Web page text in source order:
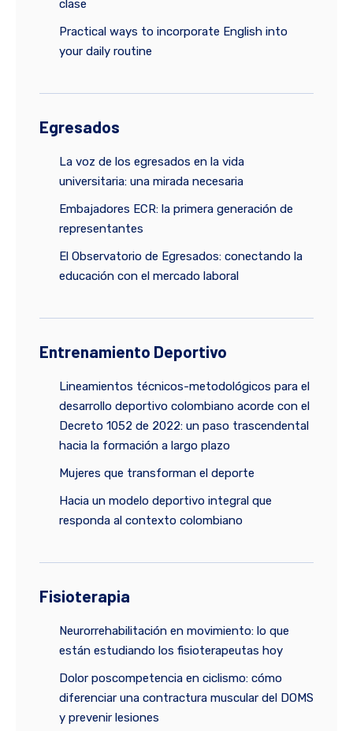
clase
Practical ways to incorporate English into
your daily routine
Egresados
La voz de los egresados en la vida
universitaria: una mirada necesaria
Embajadores ECR: la primera generación de
representantes
El Observatorio de Egresados: conectando la
educación con el mercado laboral
Entrenamiento Deportivo
Lineamientos técnicos-metodológicos para el
desarrollo deportivo colombiano acorde con el
Decreto 1052 de 2022: un paso trascendental
hacia la formación a largo plazo
Mujeres que transforman el deporte
Hacia un modelo deportivo integral que
responda al contexto colombiano
Fisioterapia
Neurorrehabilitación en movimiento: lo que
están estudiando los fisioterapeutas hoy
Dolor poscompetencia en ciclismo: cómo
diferenciar una contractura muscular del DOMS
y prevenir lesiones